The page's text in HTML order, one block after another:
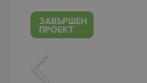
ЗАВЪРШЕН
ПРОЕКТ